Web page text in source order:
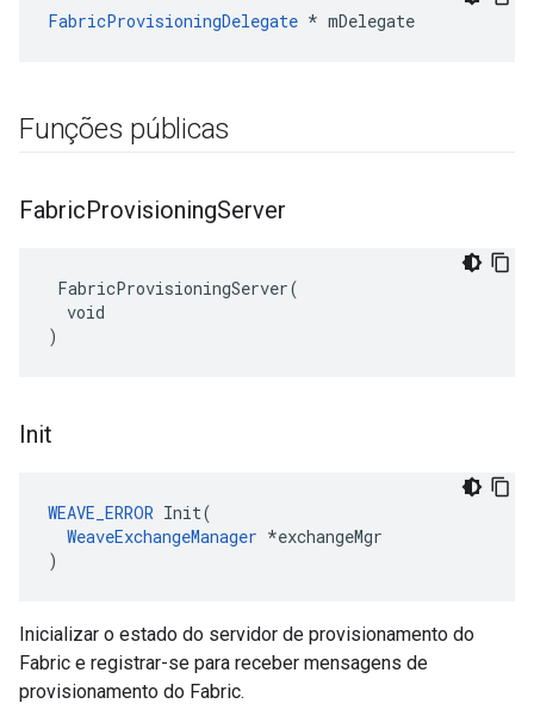
FabricProvisioningDelegate * mDelegate
Funções públicas
FabricProvisioningServer
FabricProvisioningServer(
  void
)
Init
WEAVE_ERROR Init(
WeaveExchangeManager *exchangeMgr
)
Inicializar o estado do servidor de provisionamento do
Fabric e registrar-se para receber mensagens de
provisionamento do Fabric.